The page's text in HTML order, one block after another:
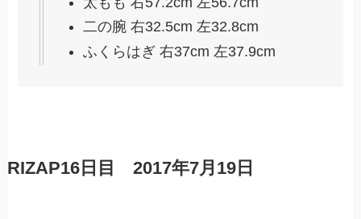
二の腕 右32.5cm 左32.8cm
ふくらはぎ 右37cm 左37.9cm
RIZAP16日目 2017年7月19日